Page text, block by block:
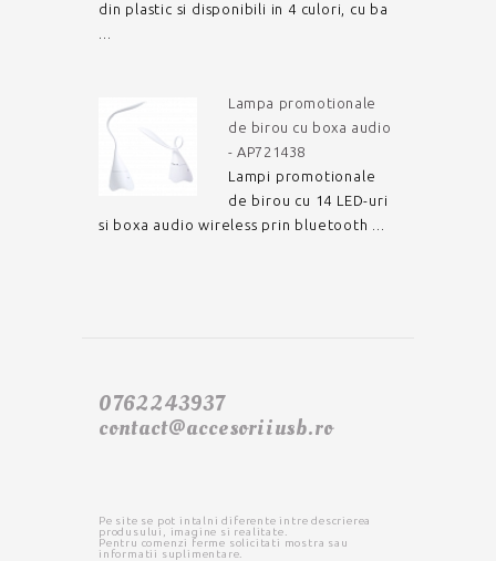
din plastic si disponibili in 4 culori, cu ba
Lampa promotionale
de birou cu boxa audio
- AP721438
Lampi promotionale
de birou cu 14 LED-uri
si boxa audio wireless prin bluetooth ...
0762243937
contact@accesoriiusb.ro
Pe site se pot intalni diferente intre descrierea
produsului, imagine si realitate.
Pentru comenzi ferme solicitati mostra sau
informatii suplimentare.